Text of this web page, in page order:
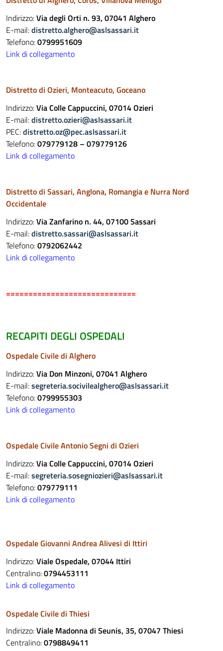
Indirizzo:Via degli Orti n. 93, 07041 Alghero
E-mail:distretto.alghero@aslsassari.it
Telefono:0799951609
Link di collegamento
Distretto di Ozieri, Monteacuto, Goceano
Indirizzo:Via Colle Cappuccini, 07014 Ozieri
E-mail:distretto.ozieri@aslsassari.it
PEC:distretto.oz@pec.aslsassari.it
Telefono:079779128 – 079779126
Link di collegamento
Distretto di Sassari, Anglona, Romangia e Nurra Nord
Occidentale
Indirizzo:Via Zanfarino n. 44, 07100 Sassari
E-mail:distretto.sassari@aslsassari.it
Telefono:0792062442
Link di collegamento
=============================
RECAPITI DEGLI OSPEDALI
Ospedale Civile di Alghero
Indirizzo:Via Don Minzoni, 07041 Alghero
E-mail:segreteria.socivilealghero@aslsassari.it
Telefono:0799955303
Link di collegamento
Ospedale Civile Antonio Segni di Ozieri
Indirizzo:Via Colle Cappuccini, 07014 Ozieri
E-mail:segreteria.sosegniozieri@aslsassari.it
Telefono:079779111
Link di collegamento
Ospedale Giovanni Andrea Alivesi di Ittiri
Indirizzo:Viale Ospedale, 07044 Ittiri
Centralino:0794453111
Link di collegamento
Ospedale Civile di Thiesi
Indirizzo:Viale Madonna di Seunis, 35, 07047 Thiesi
Centralino:0798849411